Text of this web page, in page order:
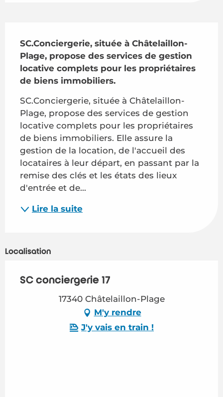
SC.Conciergerie, située à Châtelaillon-
Plage, propose des services de gestion
locative complets pour les propriétaires
de biens immobiliers.
SC.Conciergerie, située à Châtelaillon-
Plage, propose des services de gestion
locative complets pour les propriétaires
de biens immobiliers. Elle assure la
gestion de la location, de l'accueil des
locataires à leur départ, en passant par la
remise des clés et les états des lieux
d'entrée et de...
Lire la suite
Localisation
SC conciergerie 17
17340 Châtelaillon-Plage
M'y rendre
J'y vais en train !